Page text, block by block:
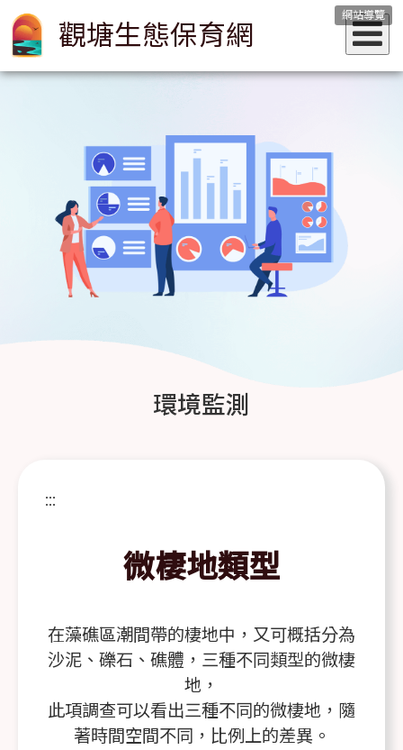
網站導覽
觀塘生態保育網
環境監測
:::
微棲地類型
在藻礁區潮間帶的棲地中，又可概括分為
沙泥、礫石、礁體，三種不同類型的微棲
地，
此項調查可以看出三種不同的微棲地，隨
著時間空間不同，比例上的差異。